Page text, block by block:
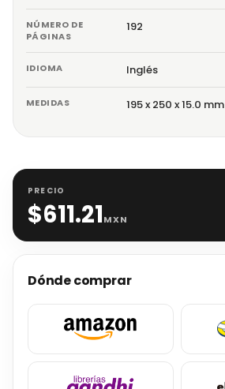
NÚMERO DE
PÁGINAS
192
IDIOMA Inglés
MEDIDAS 195 x 250 x 15.0 mm
PRECIO
$611.21MXN
Dónde comprar